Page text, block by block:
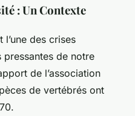
: Un Contexte
des crises
pressantes de notre
de l’association
de vertébrés ont